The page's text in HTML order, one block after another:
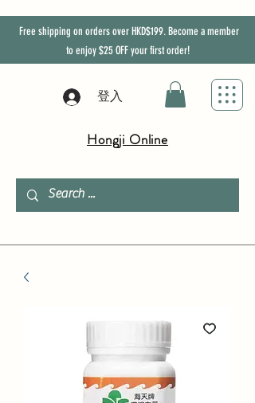
Free shipping on orders over HKD$199. Become a member
to enjoy$25 OFFyour first order!
登入
Hongji Online